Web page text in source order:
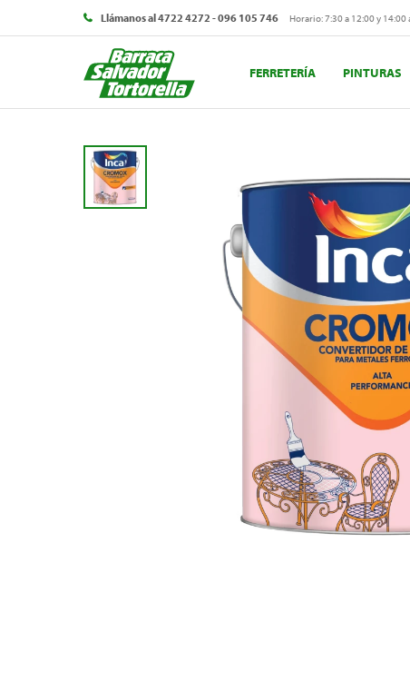
FERRETERÍA PINTURAS
Llámanos al 4722 4272 - 096 105 746 Horario: 7:30 a 12:00 y 14:00